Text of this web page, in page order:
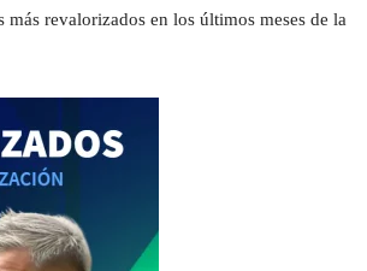
revalorizados en los últimos meses de la